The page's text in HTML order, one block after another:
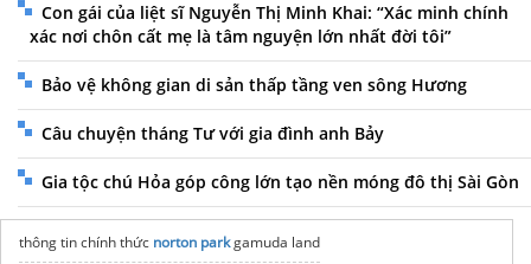
Con gái của liệt sĩ Nguyễn Thị Minh Khai: “Xác minh chính
xác nơi chôn cất mẹ là tâm nguyện lớn nhất đời tôi”
Bảo vệ không gian di sản thấp tầng ven sông Hương
Câu chuyện tháng Tư với gia đình anh Bảy
Gia tộc chú Hỏa góp công lớn tạo nền móng đô thị Sài Gòn
thông tin chính thức norton parkgamuda land